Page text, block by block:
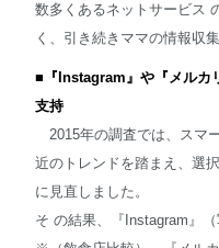
数多くあるネットサービス
く、引き続きママの情報収
■ 『 Instagram』や『メルカ
支持
2015年の調査では、スマ
近のトレンドを踏まえ、選
に見直しました。
そ の結果、『Instagram』